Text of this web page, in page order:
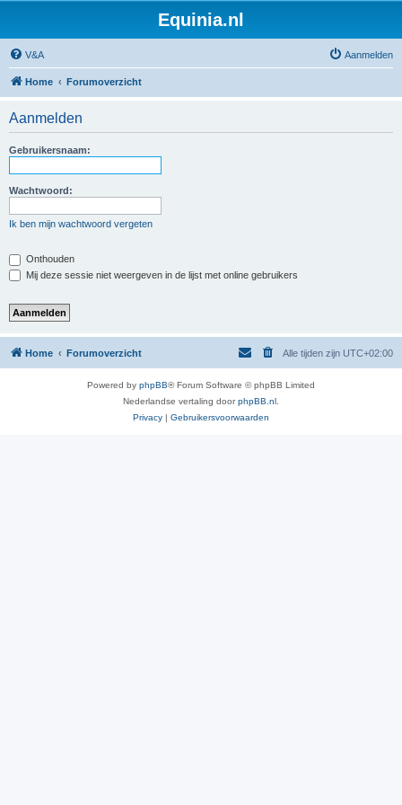
Equinia.nl
V&A Aanmelden
Home Forumoverzicht
Aanmelden
Gebruikersnaam:
Wachtwoord:
Ik ben mijn wachtwoord vergeten
Onthouden
Mij deze sessie niet weergeven in de lijst met online gebruikers
Home Forumoverzicht Alle tijden zijn UTC+02:00
Powered by phpBB® Forum Software © phpBB Limited
Nederlandse vertaling doorphpBB.nl.
Privacy | Gebruikersvoorwaarden